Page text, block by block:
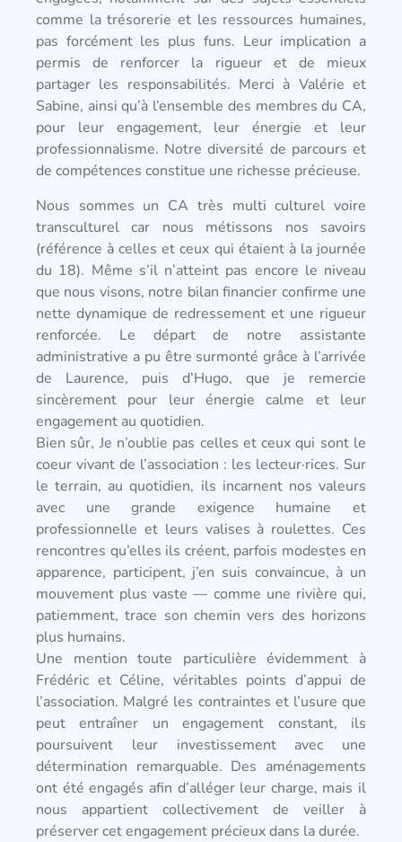
comme la trésorerie et les ressources humaines,
pas forcément les plus funs. Leur implication a
permis de renforcer la rigueur et de mieux
partager les responsabilités. Merci à Valérie et
Sabine, ainsi qu’à l’ensemble des membres du CA,
pour leur engagement, leur énergie et leur
professionnalisme. Notre diversité de parcours et
de compétences constitue une richesse précieuse.
Nous sommes un CA très multi culturel voire
transculturel car nous métissons nos savoirs
(référence à celles et ceux qui étaient à la journée
du 18). Même s’il n’atteint pas encore le niveau
que nous visons, notre bilan financier confirme une
nette dynamique de redressement et une rigueur
renforcée. Le départ de notre assistante
administrative a pu être surmonté grâce à l’arrivée
de Laurence, puis d’Hugo, que je remercie
sincèrement pour leur énergie calme et leur
engagement au quotidien.
Bien sûr, Je n’oublie pas celles et ceux qui sont le
coeur vivant de l’association : les lecteur·rices. Sur
le terrain, au quotidien, ils incarnent nos valeurs
avec une grande exigence humaine et
professionnelle et leurs valises à roulettes. Ces
rencontres qu’elles ils créent, parfois modestes en
apparence, participent, j’en suis convaincue, à un
mouvement plus vaste — comme une rivière qui,
patiemment, trace son chemin vers des horizons
plus humains.
Une mention toute particulière évidemment à
Frédéric et Céline, véritables points d’appui de
l’association. Malgré les contraintes et l’usure que
peut entraîner un engagement constant, ils
poursuivent leur investissement avec une
détermination remarquable. Des aménagements
ont été engagés afin d’alléger leur charge, mais il
nous appartient collectivement de veiller à
préserver cet engagement précieux dans la durée.